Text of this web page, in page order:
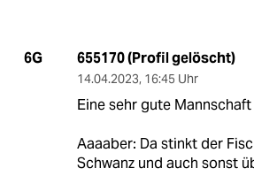
6G 655170 (Profil gelöscht)
14.04.2023, 16:45 Uhr
Eine sehr gute
Aaaaber: Da stinkt der
Schwanz und auch sonst